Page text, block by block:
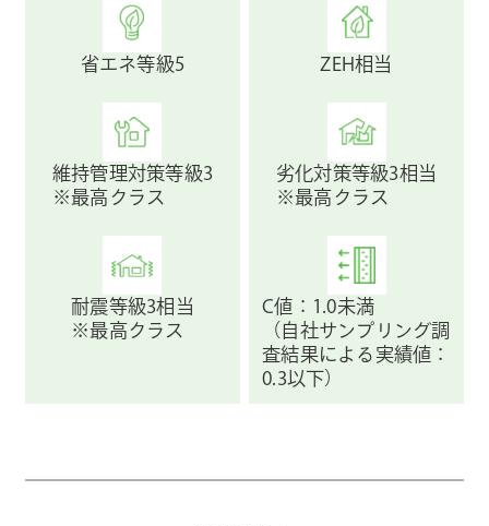
省エネ等級5 ZEH相当
維持管理対策等級3
※最高クラス
劣化対策等級3相当
※最高クラス
耐震等級3相当
※最高クラス
C値：1.0未満
（自社サンプリング調
査結果による実績値：
0.3以下）